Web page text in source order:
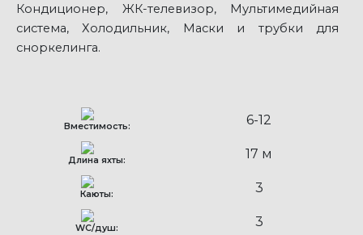
Кондиционер, ЖК-телевизор, Мультимедийная
система, Холодильник, Маски и трубки для
сноркелинга.
Вместимость: 6-12
Длина яхты: 17 м
Каюты: 3
WC/душ: 3